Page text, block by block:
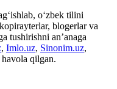
o‘zbek tilini
blogerlar va
tushirishni an’anaga
, Imlo.uz, Sinonim.uz,
qilgan.